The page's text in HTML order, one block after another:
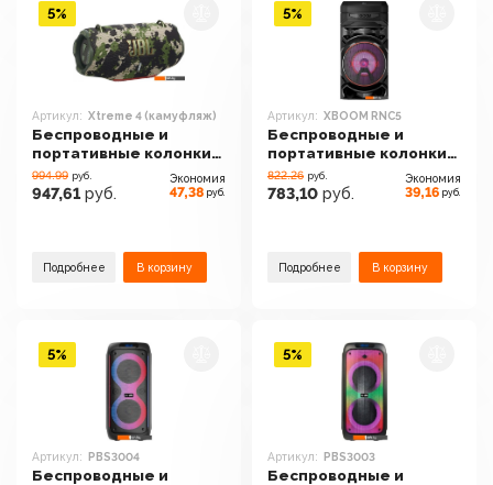
Артикул: Xtreme 4 (камуфляж)
Беспроводные и
портативные колонки
JBL Xtreme 4
(камуфляж)
994.99 руб.
947,61 руб.
Экономия
47,38 руб.
Подробнее В корзину
5%
Артикул: XBOOM RNC5
Беспроводные и
портативные колонки
LG XBOOM RNC5
822.26 руб.
783,10 руб.
Экономия
39,16 руб.
Подробнее В корзину
5%
Артикул: PBS3004
Беспроводные и
5%
Артикул: PBS3003
Беспроводные и
5%